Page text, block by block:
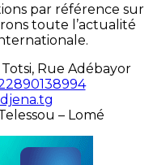
par référence sur
toute l’actualité
Rue Adébayor
– Lomé